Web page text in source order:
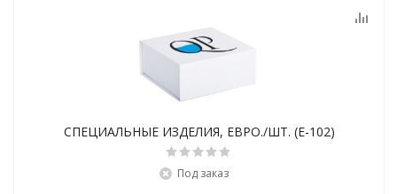
СПЕЦИАЛЬНЫЕ ИЗДЕЛИЯ, ЕВРО./ШТ. (E-102)
Под заказ